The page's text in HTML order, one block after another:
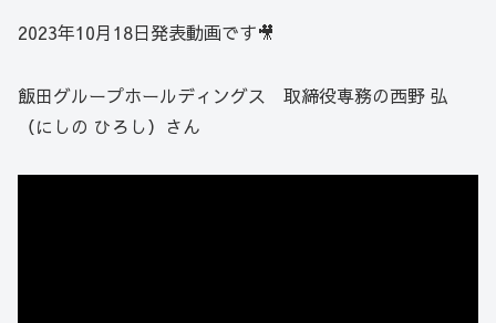
2023年10月18日発表動画です🎥
飯田グループホールディングス 取締役専務の西野 弘
（にしの ひろし）さん